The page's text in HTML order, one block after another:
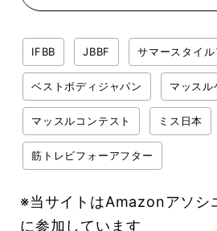
IFBB JBBF サマースタイ
ベストボディジャパン マッスル
マッスルコンテスト ミス日本
筋トレビフォーアフター
※当サイトはAmazonアソシ
に参加しています